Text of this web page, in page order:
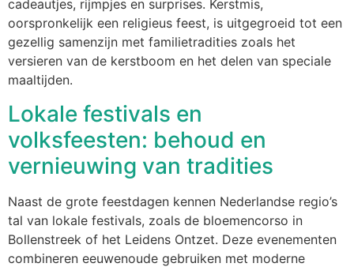
cadeautjes, rijmpjes en surprises. Kerstmis,
oorspronkelijk een religieus feest, is uitgegroeid tot een
gezellig samenzijn met familietradities zoals het
versieren van de kerstboom en het delen van speciale
maaltijden.
Lokale festivals en
volksfeesten: behoud en
vernieuwing van tradities
Naast de grote feestdagen kennen Nederlandse regio’s
tal van lokale festivals, zoals de bloemencorso in
Bollenstreek of het Leidens Ontzet. Deze evenementen
combineren eeuwenoude gebruiken met moderne